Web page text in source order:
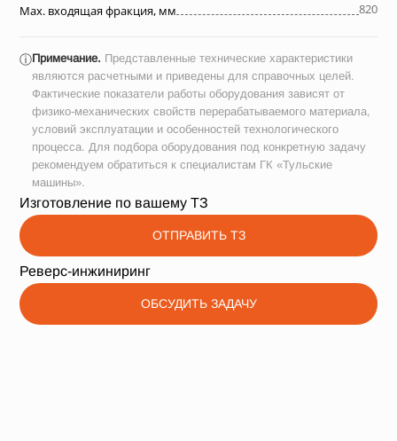
Max. входящая фракция, мм
820
ⓘПримечание. Представленные технические характеристики
являются расчетными и приведены для справочных целей.
Фактические показатели работы оборудования зависят от
физико-механических свойств перерабатываемого материала,
условий эксплуатации и особенностей технологического
процесса. Для подбора оборудования под конкретную задачу
рекомендуем обратиться к специалистам ГК «Тульские
машины».
Изготовление по вашему ТЗ
ОТПРАВИТЬ ТЗ
Реверс-инжиниринг
ОБСУДИТЬ ЗАДАЧУ